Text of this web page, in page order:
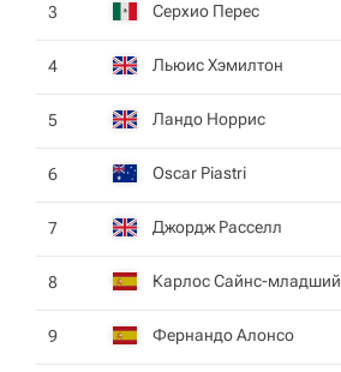
3 Серхио Перес
4 Льюис Хэмилтон
5 Ландо Норрис
6 Oscar Piastri
7 Джордж Расселл
8 Карлос Сайнс-младший
9 Фернандо Алонсо